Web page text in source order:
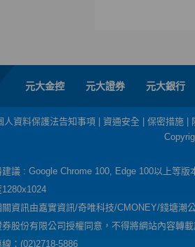
元大金控 元大證券 元大銀行
人資料保護法告知事項 資通安全 保密措施
建議 : Google Chrome 100, Edge 100以上等版
1280x1024
關資訊由嘉實資訊/奇唯科技/CMONEY/錢塘潮
券股份有限公司授權同意，不得將網站內容轉
線：(02)2718-5886